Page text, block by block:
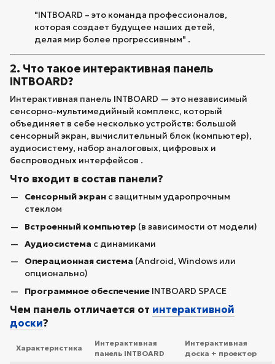
"INTBOARD – это команда профессионалов,
которая создает будущее наших детей,
делая мир более прогрессивным" .
2. Что такое интерактивная панель
INTBOARD?
Интерактивная панель INTBOARD — это независимый
сенсорно-мультимедийный комплекс, который
объединяет в себе несколько устройств: большой
сенсорный экран, вычислительный блок (компьютер),
аудиосистему, набор аналоговых, цифровых и
беспроводных интерфейсов .
Что входит в состав панели?
Сенсорный экран с защитным ударопрочным
стеклом
Встроенный компьютер (в зависимости от модели)
Аудиосистема с динамиками
Операционная система (Android, Windows или
опционально)
Программное обеспечение INTBOARD SPACE
Чем панель отличается от интерактивной
доски?
Характеристика
Интерактивная
панель INTBOARD
Интерактивная
доска + проектор